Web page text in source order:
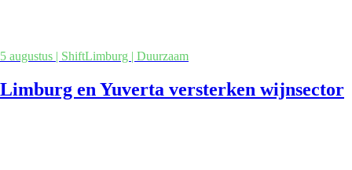
5 augustus | ShiftLimburg | Duurzaam
Limburg en Yuverta versterken wijnsector